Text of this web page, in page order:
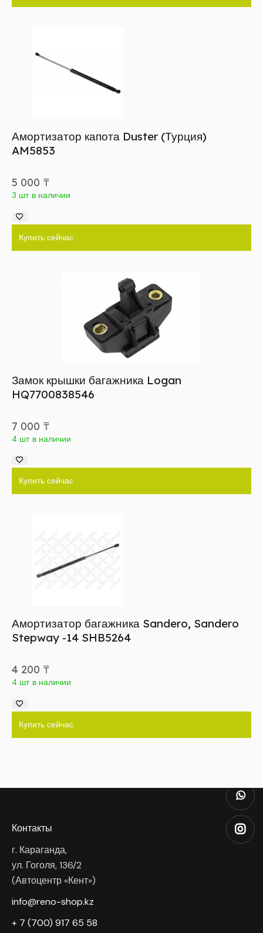
Амортизатор капота Duster (Турция)
AM5853
5 000 ₸
3 шт в наличии
Купить сейчас
Замок крышки багажника Logan
HQ7700838546
7 000 ₸
4 шт в наличии
Купить сейчас
Амортизатор багажника Sandero, Sandero
Stepway -14 SHB5264
4 200 ₸
4 шт в наличии
Купить сейчас
Контакты
г. Караганда,
ул. Гоголя, 136/2
(Автоцентр «Кент»)
info@reno-shop.kz
+ 7 (700) 917 65 58